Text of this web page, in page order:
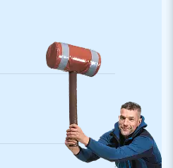
punten verstevigd en
van sterk, hoge kwaliteit
en eenvoudig schoon te
wordt tevens door JB
Hierdoor lever jij met dit